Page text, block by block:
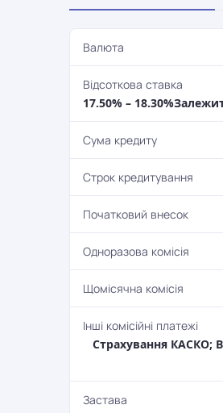
Валюта
Відсоткова ставка
17.50% –
Сума кредиту
Строк кредитування
Початковий внесок
Одноразова комісія
Щомісячна комісія
Інші комісійні платежі
Страхування КАСКО;
Застава